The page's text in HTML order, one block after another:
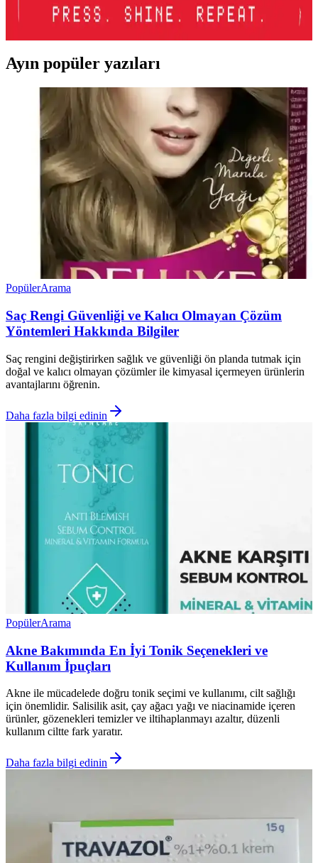
katan nemlendirici lip gloss ürünüdür. Kullanımı kolay ve taşınabilir
tasarımıyla öne çıkar.
Ayın popüler yazıları
PopülerArama
Saç Rengi Güvenliği ve Kalıcı Olmayan Çözüm
Yöntemleri Hakkında Bilgiler
Saç rengini değiştirirken sağlık ve güvenliği ön planda tutmak için
doğal ve kalıcı olmayan çözümler ile kimyasal içermeyen ürünlerin
avantajlarını öğrenin.
Daha fazla bilgi edinin
PopülerArama
Akne Bakımında En İyi Tonik Seçenekleri ve
Kullanım İpuçları
Akne ile mücadelede doğru tonik seçimi ve kullanımı, cilt sağlığı
için önemlidir. Salisilik asit, çay ağacı yağı ve niacinamide içeren
ürünler, gözenekleri temizler ve iltihaplanmayı azaltır, düzenli
kullanım ciltte fark yaratır.
Daha fazla bilgi edinin